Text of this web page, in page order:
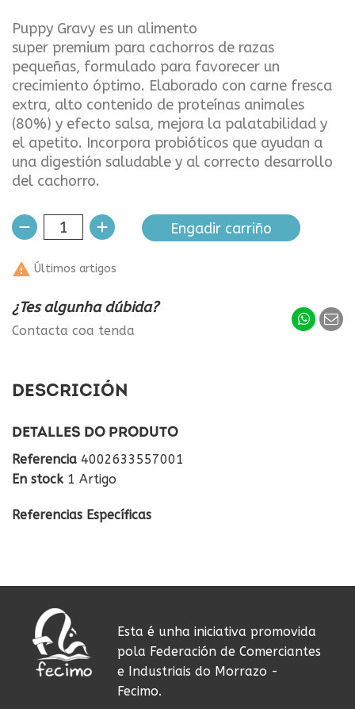
Puppy Gravy es un alimento
super premium para cachorros de razas
pequeñas, formulado para favorecer un
crecimiento óptimo. Elaborado con carne fresca
extra, alto contenido de proteínas animales
(80%) y efecto salsa, mejora la palatabilidad y
el apetito. Incorpora probióticos que ayudan a
una digestión saludable y al correcto desarrollo
del cachorro.
Engadir carriño
 Últimos artigos
¿Tes algunha dúbida?
Contacta coa tenda
DESCRICIÓN
DETALLES DO PRODUTO
Referencia 4002633557001
En stock 1 Artigo
Referencias Específicas
Esta é unha iniciativa promovida
pola Federación de Comerciantes
e Industriais do Morrazo -
Fecimo.